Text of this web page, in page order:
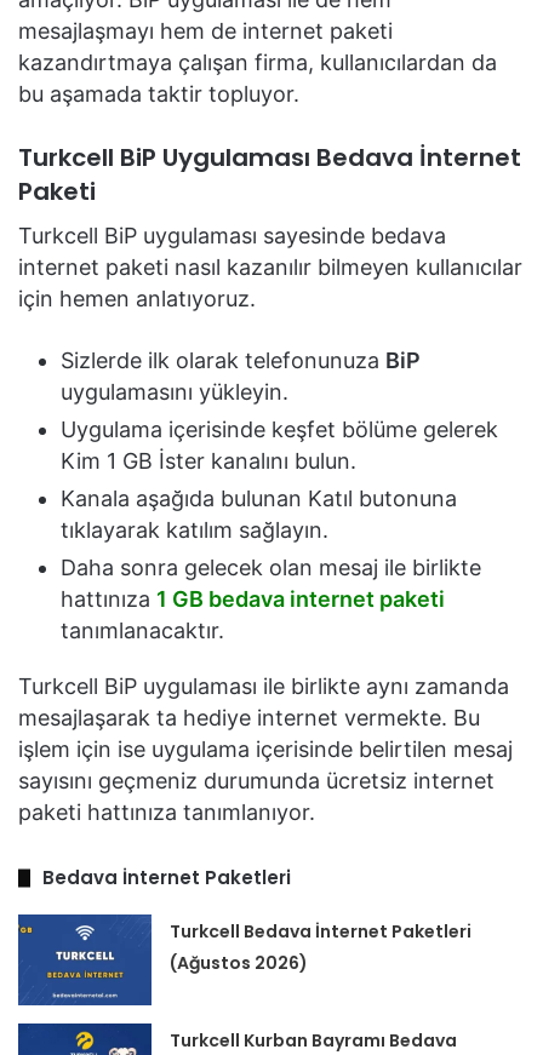
mesajlaşmayı hem de internet paketi
kazandırtmaya çalışan firma, kullanıcılardan da
bu aşamada taktir topluyor.
Turkcell BiP Uygulaması Bedava İnternet
Paketi
Turkcell BiP uygulaması sayesinde bedava
internet paketi nasıl kazanılır bilmeyen kullanıcılar
için hemen anlatıyoruz.
Sizlerde ilk olarak telefonunuza BiP
uygulamasını yükleyin.
Uygulama içerisinde keşfet bölüme gelerek
Kim 1 GB İster kanalını bulun.
Kanala aşağıda bulunan Katıl butonuna
tıklayarak katılım sağlayın.
Daha sonra gelecek olan mesaj ile birlikte
hattınıza 1 GB bedava internet paketi
tanımlanacaktır.
Turkcell BiP uygulaması ile birlikte aynı zamanda
mesajlaşarak ta hediye internet vermekte. Bu
işlem için ise uygulama içerisinde belirtilen mesaj
sayısını geçmeniz durumunda ücretsiz internet
paketi hattınıza tanımlanıyor.
Bedava İnternet Paketleri
Turkcell Bedava İnternet Paketleri
(Ağustos 2026)
Turkcell Kurban Bayramı Bedava